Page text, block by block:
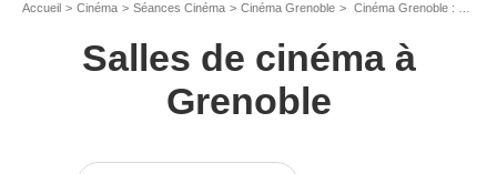
Accueil Cinéma Séances Cinéma Cinéma Grenoble Cinéma Grenoble : Séances cinéma et horaires
Salles de cinéma à
Grenoble